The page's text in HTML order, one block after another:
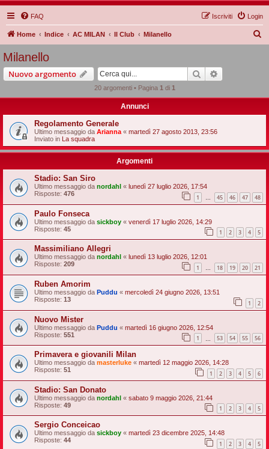
FAQ Login
Iscriviti
Home Indice AC MILAN Il Club Milanello
Milanello
Nuovo argomento Cerca
20 argomenti • Pagina 1 di 1
Annunci
Regolamento Generale
Ultimo messaggio da Arianna « martedì 27 agosto 2013, 23:56
Inviato in La squadra
Argomenti
Stadio: San Siro
Ultimo messaggio da nordahl « lunedì 27 luglio 2026, 17:54
Risposte: 476 1 … 45 46 47 48
Paulo Fonseca
Ultimo messaggio da sickboy « venerdì 17 luglio 2026, 14:29
Risposte: 45 1 2 3 4 5
Massimiliano Allegri
Ultimo messaggio da nordahl « lunedì 13 luglio 2026, 12:01
Risposte: 209 1 … 18 19 20 21
Ruben Amorim
Ultimo messaggio da Puddu « mercoledì 24 giugno 2026, 13:51
Risposte: 13 1 2
Nuovo Mister
Ultimo messaggio da Puddu « martedì 16 giugno 2026, 12:54
Risposte: 551 1 53 54 55 56
Primavera e giovanili Milan
Ultimo messaggio da masterluke « martedì 12 maggio 2026, 14:28
Risposte: 51 1 2 3 4 5 6
Stadio: San Donato
Ultimo messaggio da nordahl « sabato 9 maggio 2026, 21:44
Risposte: 49 1 2 3 4 5
Sergio Conceicao
Ultimo messaggio da sickboy « martedì 23 dicembre 2025, 14:48
Risposte: 44 1 2 3 4 5